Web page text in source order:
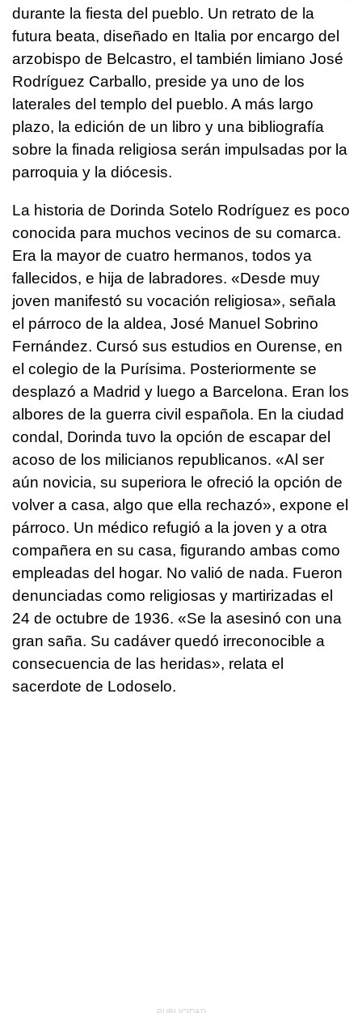
durante la fiesta del pueblo. Un retrato de la
futura beata, diseñado en Italia por encargo del
arzobispo de Belcastro, el también limiano José
Rodríguez Carballo, preside ya uno de los
laterales del templo del pueblo. A más largo
plazo, la edición de un libro y una bibliografía
sobre la finada religiosa serán impulsadas por la
parroquia y la diócesis.
La historia de Dorinda Sotelo Rodríguez es poco
conocida para muchos vecinos de su comarca.
Era la mayor de cuatro hermanos, todos ya
fallecidos, e hija de labradores. «Desde muy
joven manifestó su vocación religiosa», señala
el párroco de la aldea, José Manuel Sobrino
Fernández. Cursó sus estudios en Ourense, en
el colegio de la Purísima. Posteriormente se
desplazó a Madrid y luego a Barcelona. Eran los
albores de la guerra civil española. En la ciudad
condal, Dorinda tuvo la opción de escapar del
acoso de los milicianos republicanos. «Al ser
aún novicia, su superiora le ofreció la opción de
volver a casa, algo que ella rechazó», expone el
párroco. Un médico refugió a la joven y a otra
compañera en su casa, figurando ambas como
empleadas del hogar. No valió de nada. Fueron
denunciadas como religiosas y martirizadas el
24 de octubre de 1936. «Se la asesinó con una
gran saña. Su cadáver quedó irreconocible a
consecuencia de las heridas», relata el
sacerdote de Lodoselo.